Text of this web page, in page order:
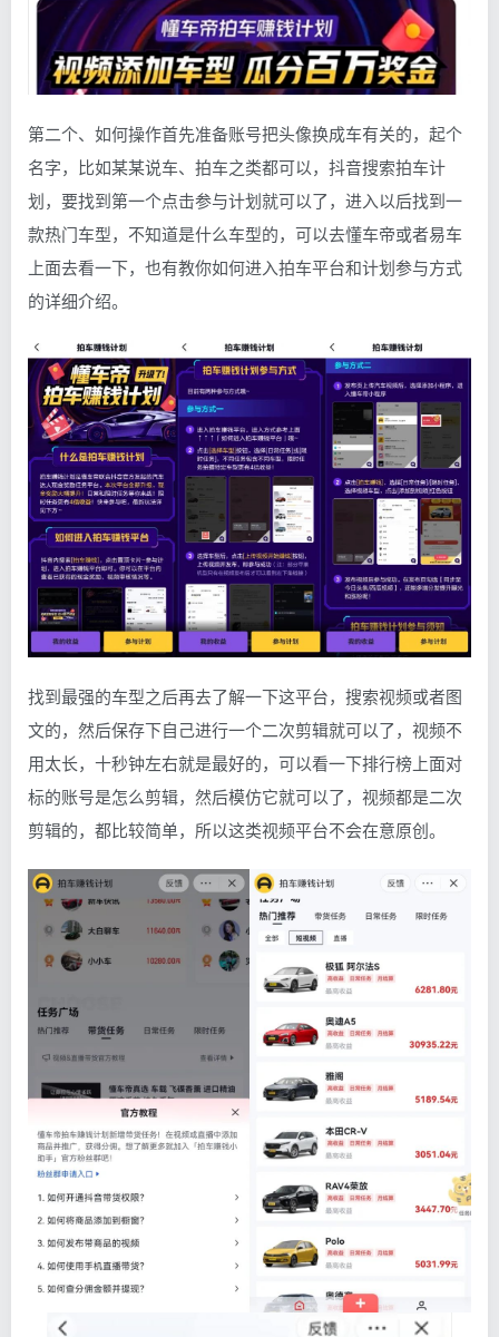
第二个、如何操作首先准备账号把头像换成车有关的，起个
名字，比如某某说车、拍车之类都可以，抖音搜索拍车计
划，要找到第一个点击参与计划就可以了，进入以后找到一
款热门车型，不知道是什么车型的，可以去懂车帝或者易车
上面去看一下，也有教你如何进入拍车平台和计划参与方式
的详细介绍。
找到最强的车型之后再去了解一下这平台，搜索视频或者图
文的，然后保存下自己进行一个二次剪辑就可以了，视频不
用太长，十秒钟左右就是最好的，可以看一下排行榜上面对
标的账号是怎么剪辑，然后模仿它就可以了，视频都是二次
剪辑的，都比较简单，所以这类视频平台不会在意原创。